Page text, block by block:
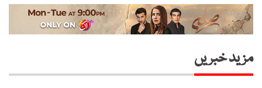
مزید خبریں